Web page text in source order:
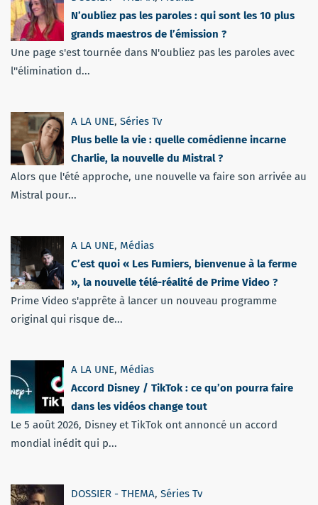
N’oubliez pas les paroles : qui sont les 10 plus
grands maestros de l’émission ?
Une page s'est tournée dans N'oubliez pas les paroles avec
l''élimination d...
A LA UNE, Séries Tv
Plus belle la vie : quelle comédienne incarne
Charlie, la nouvelle du Mistral ?
Alors que l'été approche, une nouvelle va faire son arrivée au
Mistral pour...
A LA UNE, Médias
C’est quoi « Les Fumiers, bienvenue à la ferme
», la nouvelle télé-réalité de Prime Video ?
Prime Video s'apprête à lancer un nouveau programme
original qui risque de...
A LA UNE, Médias
Accord Disney / TikTok : ce qu’on pourra faire
dans les vidéos change tout
Le 5 août 2026, Disney et TikTok ont annoncé un accord
mondial inédit qui p...
DOSSIER - THEMA, Séries Tv